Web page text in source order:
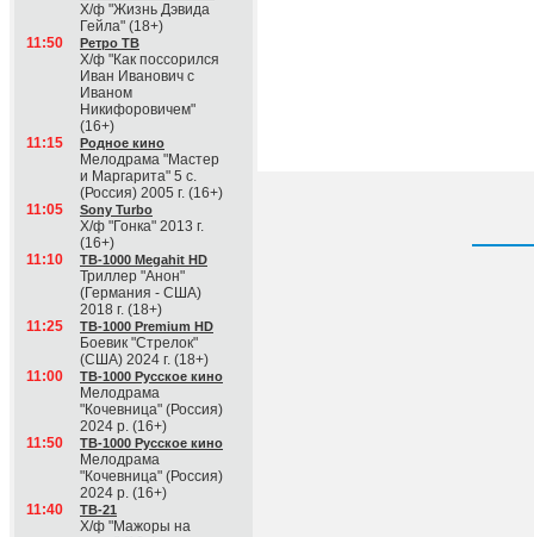
Х/ф "Жизнь Дэвида
Гейла" (18+)
11:50
Ретро ТВ
Х/ф "Как поссорился
Иван Иванович с
Иваном
Никифоровичем"
(16+)
11:15
Родное кино
Мелодрама "Мастер
и Маргарита" 5 с.
(Россия) 2005 г. (16+)
11:05
Sony Turbo
Х/ф "Гонка" 2013 г.
(16+)
11:10
ТВ-1000 Megahit HD
Триллер "Анон"
(Германия - США)
2018 г. (18+)
11:25
ТВ-1000 Premium HD
Боевик "Стрелок"
(США) 2024 г. (18+)
11:00
ТВ-1000 Русское кино
Мелодрама
"Кочевница" (Россия)
2024 р. (16+)
11:50
ТВ-1000 Русское кино
Мелодрама
"Кочевница" (Россия)
2024 р. (16+)
11:40
ТВ-21
Х/ф "Мажоры на